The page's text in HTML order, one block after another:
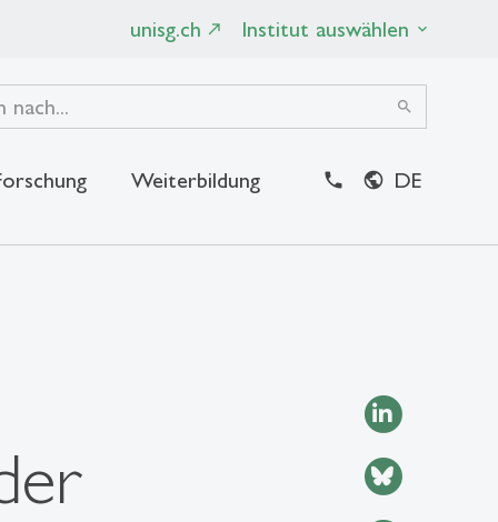
unisg.ch Institut auswählen
search
Weiterbildung DE